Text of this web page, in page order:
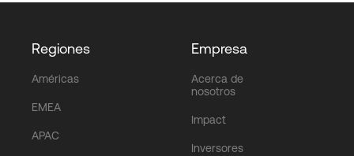
Regiones
Américas
EMEA
APAC
Empresa
Acerca de
nosotros
Impact
Inversores